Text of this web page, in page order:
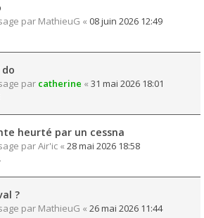
par MathieuG « 08 juin 2026 12:49
par catherine « 31 mai 2026 18:01
heurté par un cessna
parAir'ic « 28 mai 2026 18:58
?
par MathieuG « 26 mai 2026 11:44